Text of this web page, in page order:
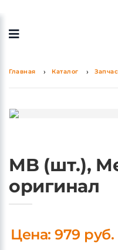
Главная Каталог
MB (шт.),
оригинал
Цена: 979 руб.